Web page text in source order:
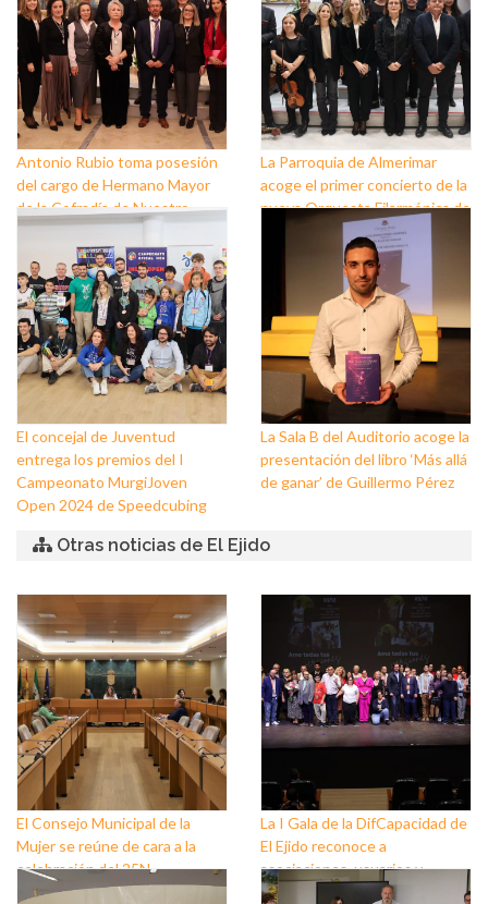
Antonio Rubio toma posesión
del cargo de Hermano Mayor
de la Cofradía de Nuestro
Padre Jesús Nazareno y
Nuestra Señora de los Dolores
de Balerma
La Parroquia de Almerimar
acoge el primer concierto de la
nueva Orquesta Filarmónica de
El concejal de Juventud
entrega los premios del I
Campeonato MurgiJoven
Open 2024 de Speedcubing
La Sala B del Auditorio acoge la
presentación del libro ‘Más allá
de ganar’ de Guillermo Pérez
Otras noticias de El Ejido
El Consejo Municipal de la
Mujer se reúne de cara a la
celebración del 25N
La I Gala de la DifCapacidad de
El Ejido reconoce a
asociaciones, usuarios y
personas que trabajan a favor